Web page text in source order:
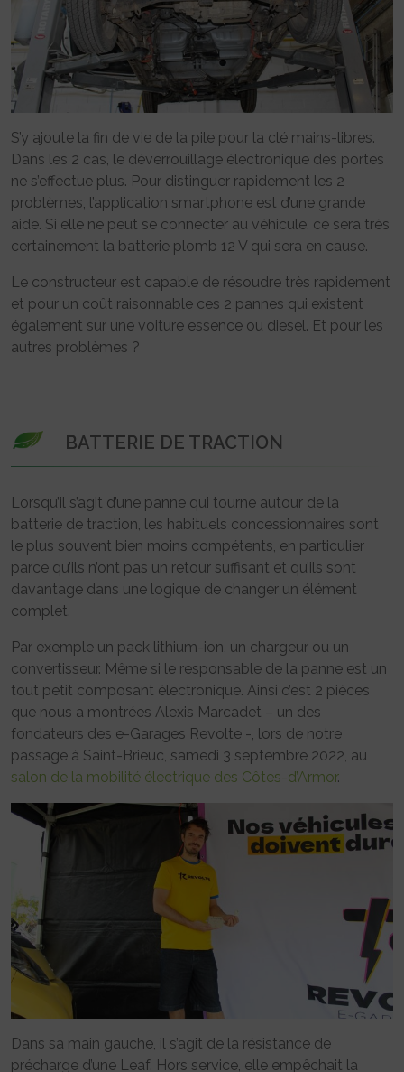
S’y ajoute la fin de vie de la pile pour la clé mains-libres.
Dans les 2 cas, le déverrouillage électronique des portes
ne s’effectue plus. Pour distinguer rapidement les 2
problèmes, l’application smartphone est d’une grande
aide. Si elle ne peut se connecter au véhicule, ce sera très
certainement la batterie plomb 12 V qui sera en cause.
Le constructeur est capable de résoudre très rapidement
et pour un coût raisonnable ces 2 pannes qui existent
également sur une voiture essence ou diesel. Et pour les
autres problèmes ?
BATTERIE DE TRACTION
Lorsqu’il s’agit d’une panne qui tourne autour de la
batterie de traction, les habituels concessionnaires sont
le plus souvent bien moins compétents, en particulier
parce qu’ils n’ont pas un retour suffisant et qu’ils sont
davantage dans une logique de changer un élément
complet.
Par exemple un pack lithium-ion, un chargeur ou un
convertisseur. Même si le responsable de la panne est un
tout petit composant électronique. Ainsi c’est 2 pièces
que nous a montrées Alexis Marcadet – un des
fondateurs des e-Garages Revolte -, lors de notre
passage à Saint-Brieuc, samedi 3 septembre 2022, au
salon de la mobilité électrique des Côtes-d’Armor.
Dans sa main gauche, il s’agit de la résistance de
précharge d’une Leaf. Hors service, elle empêchait la